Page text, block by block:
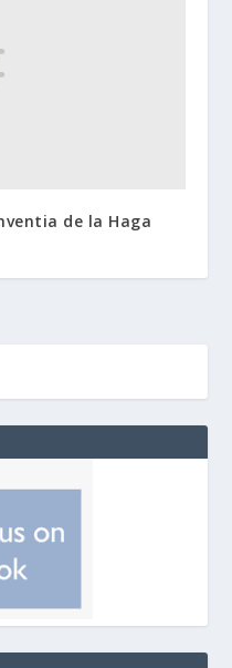
de la Haga